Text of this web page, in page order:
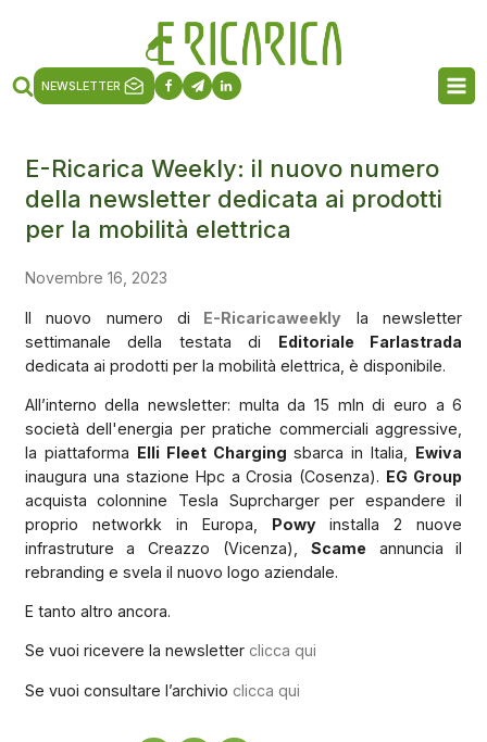
NEWSLETTER
E-Ricarica Weekly: il nuovo numero
della newsletter dedicata ai prodotti
per la mobilità elettrica
Novembre 16, 2023
Il nuovo numero di E-Ricaricaweekly la newsletter
settimanale della testata di Editoriale Farlastrada
dedicata ai prodotti per la mobilità elettrica, è disponibile.
All’interno della newsletter: multa da 15 mln di euro a 6
società dell'energia per pratiche commerciali aggressive,
la piattaforma Elli Fleet Charging sbarca in Italia, Ewiva
inaugura una stazione Hpc a Crosia (Cosenza). EG Group
acquista colonnine Tesla Suprcharger per espandere il
proprio networkk in Europa, Powyinstalla 2 nuove
infrastruture a Creazzo (Vicenza), Scame annuncia il
rebranding e svela il nuovo logo aziendale.
E tanto altro ancora.
Se vuoi ricevere la newsletter clicca qui
Se vuoi consultare l’archivio clicca qui